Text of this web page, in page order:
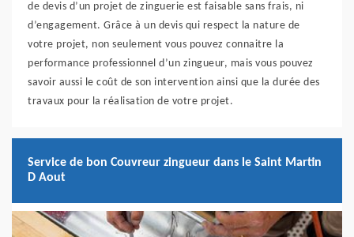
de devis d’un projet de zinguerie est faisable sans frais, ni
d’engagement. Grâce à un devis qui respect la nature de
votre projet, non seulement vous pouvez connaitre la
performance professionnel d’un zingueur, mais vous pouvez
savoir aussi le coût de son intervention ainsi que la durée des
travaux pour la réalisation de votre projet.
Service de bon Couvreur zingueur dans le Saint Martin
D Aout